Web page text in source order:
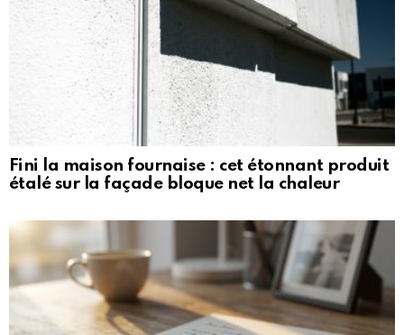
Fini la maison fournaise : cet étonnant produit
étalé sur la façade bloque net la chaleur